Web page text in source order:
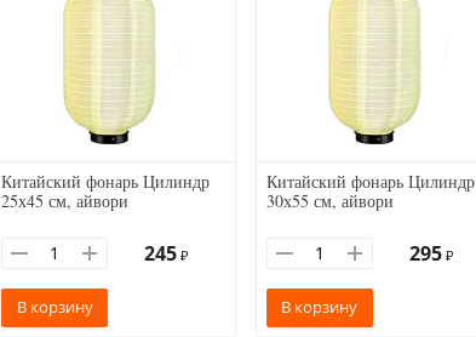
Китайский фонарь Цилиндр
25х45 см, айвори
245 ₽
В корзину
Китайский фонарь Цилиндр
30х55 см, айвори
295 ₽
В корзину